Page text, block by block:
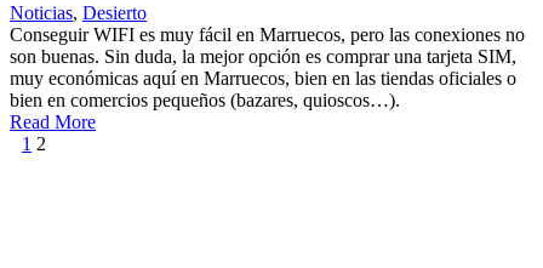
Noticias, Desierto
Conseguir WIFI es muy fácil en Marruecos, pero las conexiones no
son buenas. Sin duda, la mejor opción es comprar una tarjeta SIM,
muy económicas aquí en Marruecos, bien en las tiendas oficiales o
bien en comercios pequeños (bazares, quioscos…).
Read More
1 2